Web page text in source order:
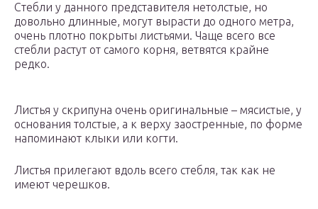
Стебли у данного представителя нетолстые, но
довольно длинные, могут вырасти до одного метра,
очень плотно покрыты листьями. Чаще всего все
стебли растут от самого корня, ветвятся крайне
редко.
Листья у скрипуна очень оригинальные – мясистые, у
основания толстые, а к верху заостренные, по форме
напоминают клыки или когти.
Листья прилегают вдоль всего стебля, так как не
имеют черешков.